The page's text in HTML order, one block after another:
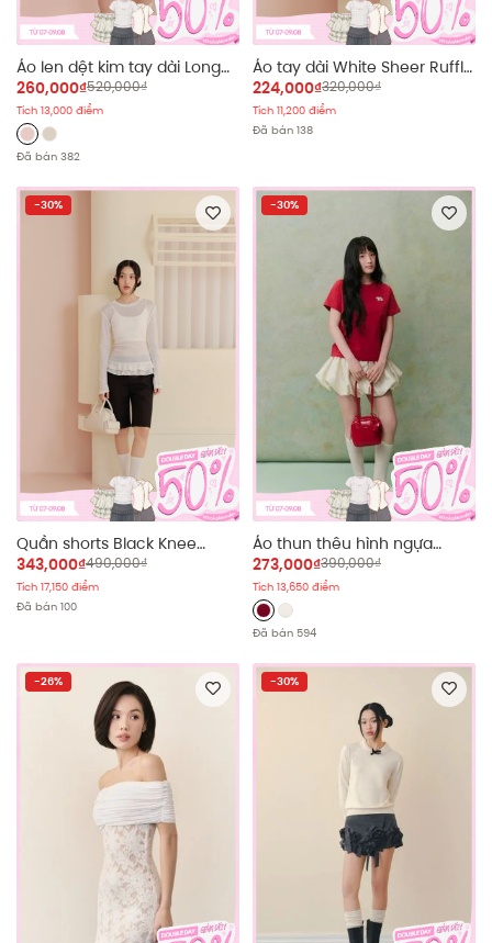
Áo len dệt kim tay dài Long
Sleeves Knit Top nhiều màu
260,000₫520,000₫
Tích 13,000 điểm
Đã bán 382
Áo tay dài White Sheer Ruffle
Top
224,000₫320,000₫
Tích 11,200 điểm
Đã bán 138
-30%
Quần shorts Black Knee
Length Pants
343,000₫490,000₫
Tích 17,150 điểm
Đã bán 100
-30%
Áo thun thêu hình ngựa
Cotton Horse Embro Tshirt
nhiều màu
273,000₫390,000₫
Tích 13,650 điểm
Đã bán 594
-26% -30%